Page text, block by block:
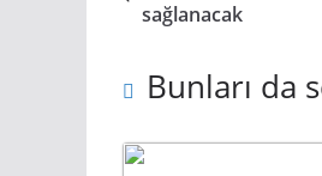
sağlanacak
Bunları da